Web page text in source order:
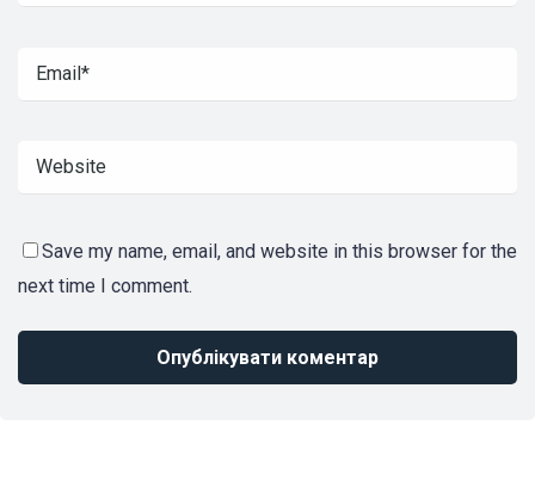
Save my name, email, and website in this browser for the
next time I comment.